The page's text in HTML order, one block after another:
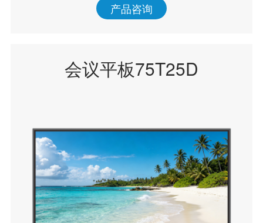
产品咨询
会议平板75T25D